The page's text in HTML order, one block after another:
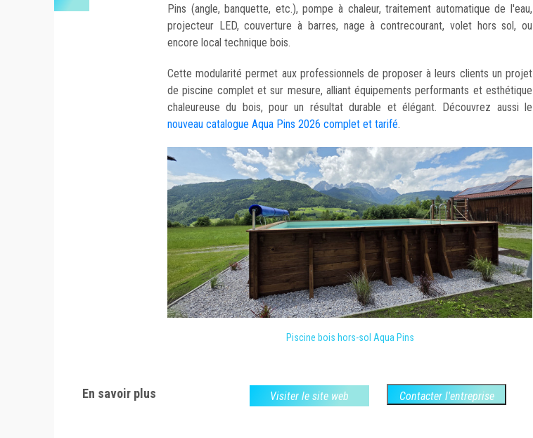
Pins (angle, banquette, etc.), pompe à chaleur, traitement automatique de l'eau,
projecteur LED, couverture à barres, nage à contrecourant, volet hors sol, ou
encore local technique bois.
Cette modularité permet aux professionnels de proposer à leurs clients un projet
de piscine complet et sur mesure, alliant équipements performants et esthétique
chaleureuse du bois, pour un résultat durable et élégant. Découvrez aussi le
nouveau catalogue Aqua Pins 2026 complet et tarifé.
Piscine bois hors-sol Aqua Pins
En savoir plus Visiter le site web Contacter l'entreprise